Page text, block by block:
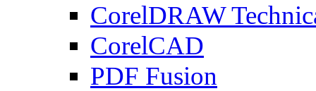
CorelDRAW
CorelCAD
PDF Fusion